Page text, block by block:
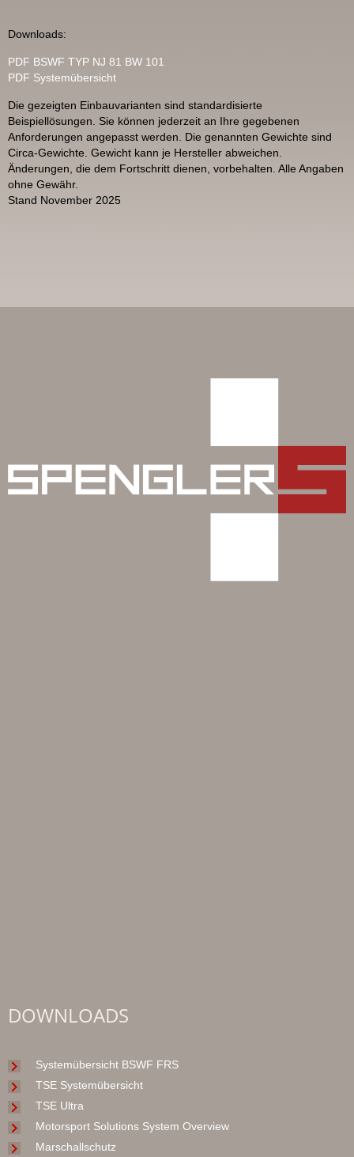
Downloads:
PDF BSWF TYP NJ 81 BW 101
PDF Systemübersicht
Die gezeigten Einbauvarianten sind standardisierte
Beispiellösungen. Sie können jederzeit an Ihre gegebenen
Anforderungen angepasst werden. Die genannten Gewichte sind
Circa-Gewichte. Gewicht kann je Hersteller abweichen.
Änderungen, die dem Fortschritt dienen, vorbehalten. Alle Angaben
ohne Gewähr.
Stand November 2025
DOWNLOADS
Systemübersicht BSWF FRS
TSE Systemübersicht
TSE Ultra
Motorsport Solutions System Overview
Marschallschutz